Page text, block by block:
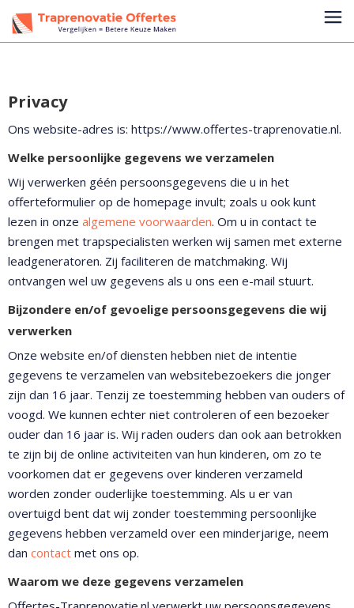
Privacy
Ons website-adres is: https://www.offertes-traprenovatie.nl.
Welke persoonlijke gegevens we verzamelen
Wij verwerken géén persoonsgegevens die u in het
offerteformulier op de homepage invult; zoals u ook kunt
lezen in onze algemene voorwaarden. Om u in contact te
brengen met trapspecialisten werken wij samen met externe
leadgeneratoren. Zij faciliteren de matchmaking. Wij
ontvangen wel uw gegevens als u ons een e-mail stuurt.
Bijzondere en/of gevoelige persoonsgegevens die wij
verwerken
Onze website en/of diensten hebben niet de intentie
gegevens te verzamelen van websitebezoekers die jonger
zijn dan 16 jaar. Tenzij ze toestemming hebben van ouders of
voogd. We kunnen echter niet controleren of een bezoeker
ouder dan 16 jaar is. Wij raden ouders dan ook aan betrokken
te zijn bij de online activiteiten van hun kinderen, om zo te
voorkomen dat er gegevens over kinderen verzameld
worden zonder ouderlijke toestemming. Als u er van
overtuigd bent dat wij zonder toestemming persoonlijke
gegevens hebben verzameld over een minderjarige, neem
dan contact met ons op.
Waarom we deze gegevens verzamelen